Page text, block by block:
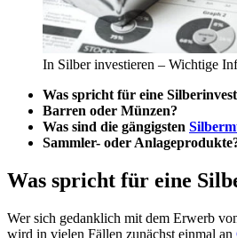
In Silber investieren – Wichtige
Was spricht für eine
Barren oder Münzen?
Was sind die gängigsten
Sammler- oder
Was spricht für eine
Wer sich gedanklich mit dem Erwerb
wird in vielen Fällen zunächst einmal an